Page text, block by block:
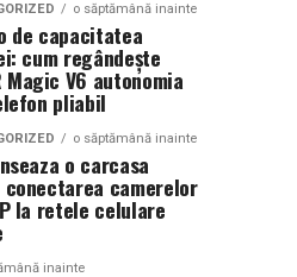
o săptămână inainte
de capacitatea
cum regândește
Magic V6 autonomia
pliabil
o săptămână inainte
o carcasa
camerelor
la retele celulare
inainte